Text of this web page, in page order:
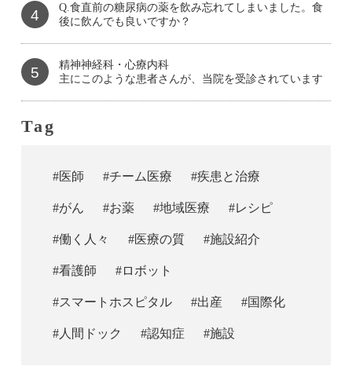
4
Q.食直前の糖尿病の薬を飲み忘れてしまいました。食
後に飲んでも良いですか？
5
精神神経科・心療内科
主にこのような患者さんが、当院を受診されています
Tag
#医師 #チーム医療 #疾患と治療
#がん #お薬 #地域医療 #レシピ
#働く人々 #医療の質 #施設紹介
#看護師 #ロボット
#スマートホスピタル #出産 #国際化
#人間ドック #認知症 #施設